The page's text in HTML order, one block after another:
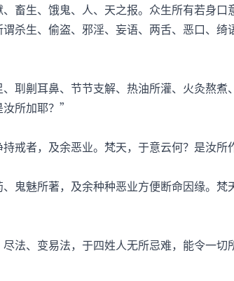
生、饿鬼、人、天之报。众生所有若身口
杀生、偷盗、邪淫、妄语、两舌、恶口、绮
劓耳鼻、节节支解、热油所灌、火灸熬煮
所加耶？”
者，及余恶业。梵天，于意云何？是汝所
魅所著，及余种种恶业方便断命因缘。梵
、变易法，于四姓人无所忌难，能令一切